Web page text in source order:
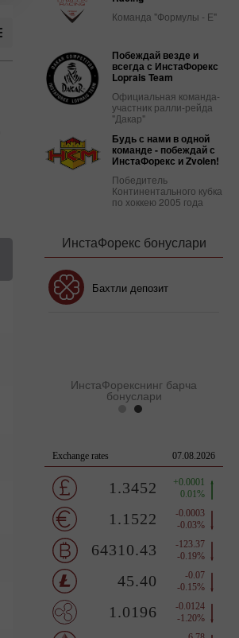
авг
11
вт
Команда "Формулы - Е"
Побеждай везде и
всегда с ИнстаФорекс
Loprais Team
Официальная команда-
участник ралли-рейда
"Дакар"
Будь с нами в одной
команде - побеждай с
ИнстаФорекс и Zvolen!
Победитель
Континентального кубка
по хоккею 2005 года
ИнстаФорекс бонуслари
Бахтли депозит
ИнстаФорекснинг барча
бонуслари